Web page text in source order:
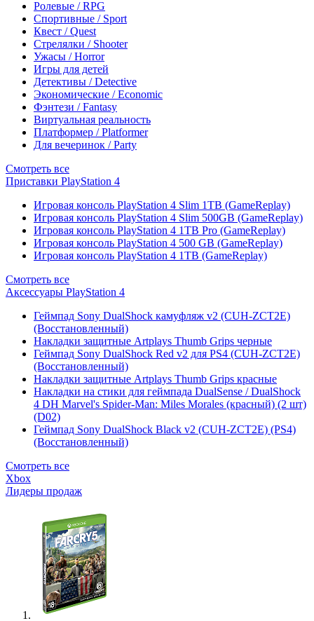
Ролевые / RPG
Спортивные / Sport
Квест / Quest
Стрелялки / Shooter
Ужасы / Horror
Игры для детей
Детективы / Detective
Экономические / Economic
Фэнтези / Fantasy
Виртуальная реальность
Платформер / Platformer
Для вечеринок / Party
Смотреть все
Приставки PlayStation 4
Игровая консоль PlayStation 4 Slim 1TB (GameReplay)
Игровая консоль PlayStation 4 Slim 500GB (GameReplay)
Игровая консоль PlayStation 4 1TB Pro (GameReplay)
Игровая консоль PlayStation 4 500 GB (GameReplay)
Игровая консоль PlayStation 4 1TB (GameReplay)
Смотреть все
Аксессуары PlayStation 4
Геймпад Sony DualShock камуфляж v2 (CUH-ZCT2E)
(Восстановленный)
Накладки защитные Artplays Thumb Grips черные
Геймпад Sony DualShock Red v2 для PS4 (CUH-ZCT2E)
(Восстановленный)
Накладки защитные Artplays Thumb Grips красные
Накладки на стики для геймпада DualSense / DualShock
4 DH Marvel's Spider-Man: Miles Morales (красный) (2 шт)
(D02)
Геймпад Sony DualShock Black v2 (CUH-ZCT2E) (PS4)
(Восстановленный)
Смотреть все
Xbox
Лидеры продаж